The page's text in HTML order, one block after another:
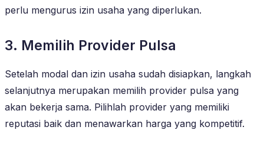
perlu mengurus izin usaha yang diperlukan.
3. Memilih Provider Pulsa
Setelah modal dan izin usaha sudah disiapkan, langkah
selanjutnya merupakan memilih provider pulsa yang
akan bekerja sama. Pilihlah provider yang memiliki
reputasi baik dan menawarkan harga yang kompetitif.